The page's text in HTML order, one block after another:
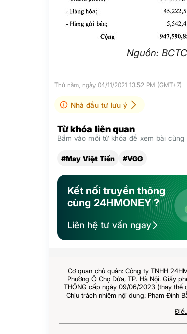
Nguồn:
Thứ năm, ngày 04/11/2021 13:52 PM (GMT+7)
Nhà đầu tư lưu ý
Từ khóa liên quan
Bấm vào mỗi từ khóa để xem bài cùng
#May Việt Tiến #VGG
Kết nối truyền thông
cùng 24HMONEY ?
Liên hệ tư vấn ngay
Cơ quan chủ quản: Công ty TNHH
Phường Ô Chợ Dừa, TP. Hà Nội. Giấy
THÔNG cấp ngày 09/06/2023 (thay thế
Chịu trách nhiệm nội dung: Phạm Đình